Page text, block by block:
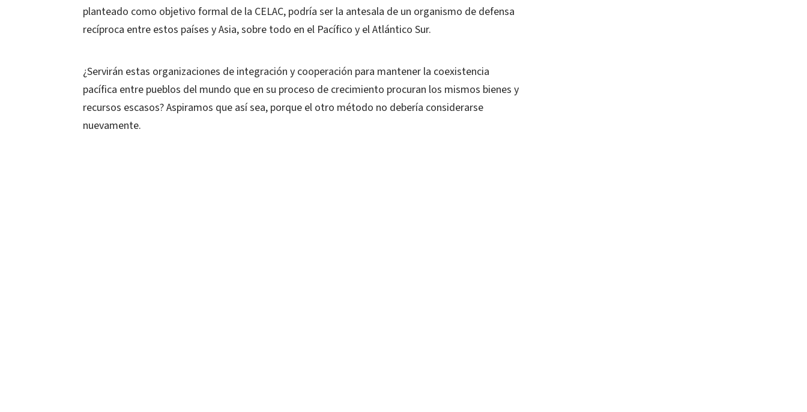
planteado como objetivo formal de la CELAC, podría ser la antesala de un organismo de defensa
recíproca entre estos países y Asia, sobre todo en el Pacífico y el Atlántico Sur.
¿Servirán estas organizaciones de integración y cooperación para mantener la coexistencia
pacífica entre pueblos del mundo que en su proceso de crecimiento procuran los mismos bienes y
recursos escasos? Aspiramos que así sea, porque el otro método no debería considerarse
nuevamente.